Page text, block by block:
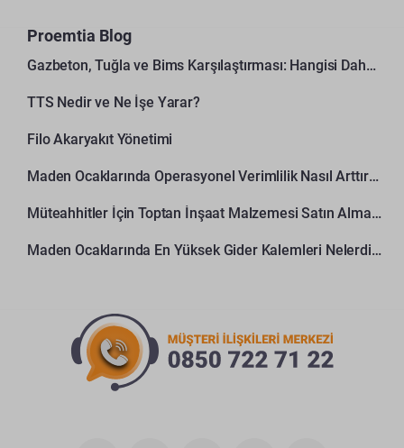
Proemtia Blog
Gazbeton, Tuğla ve Bims Karşılaştırması: Hangisi Daha Avantajlı?
TTS Nedir ve Ne İşe Yarar?
Filo Akaryakıt Yönetimi
Maden Ocaklarında Operasyonel Verimlilik Nasıl Arttırılır?
Müteahhitler İçin Toptan İnşaat Malzemesi Satın Alma Rehberi
Maden Ocaklarında En Yüksek Gider Kalemleri Nelerdir?